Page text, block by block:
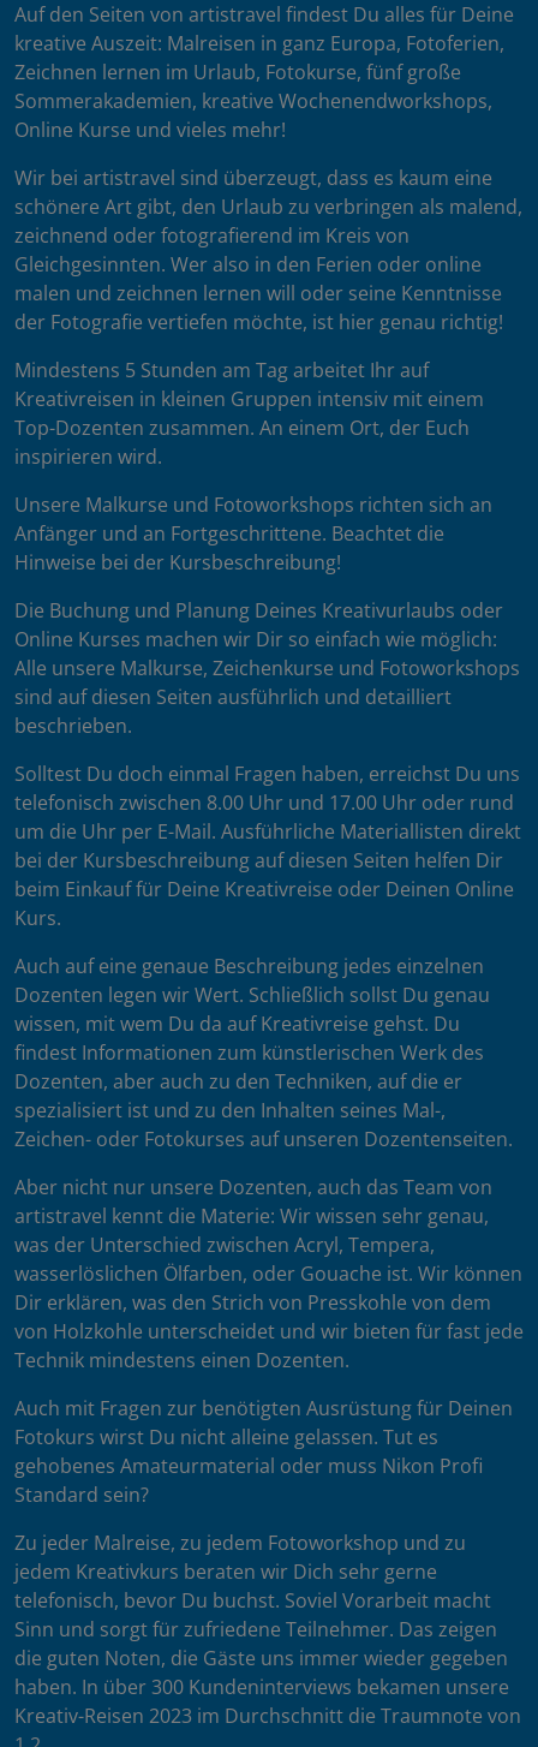
Auf den Seiten von artistravel findest Du alles für Deine
kreative Auszeit: Malreisen in ganz Europa, Fotoferien,
Zeichnen lernen im Urlaub, Fotokurse, fünf große
Sommerakademien, kreative Wochenendworkshops,
Online Kurse und vieles mehr!
Wir bei artistravel sind überzeugt, dass es kaum eine
schönere Art gibt, den Urlaub zu verbringen als malend,
zeichnend oder fotografierend im Kreis von
Gleichgesinnten. Wer also in den Ferien oder online
malen und zeichnen lernen will oder seine Kenntnisse
der Fotografie vertiefen möchte, ist hier genau richtig!
Mindestens 5 Stunden am Tag arbeitet Ihr auf
Kreativreisen in kleinen Gruppen intensiv mit einem
Top-Dozenten zusammen. An einem Ort, der Euch
inspirieren wird.
Unsere Malkurse und Fotoworkshops richten sich an
Anfänger und an Fortgeschrittene. Beachtet die
Hinweise bei der Kursbeschreibung!
Die Buchung und Planung Deines Kreativurlaubs oder
Online Kurses machen wir Dir so einfach wie möglich:
Alle unsere Malkurse, Zeichenkurse und Fotoworkshops
sind auf diesen Seiten ausführlich und detailliert
beschrieben.
Solltest Du doch einmal Fragen haben, erreichst Du uns
telefonisch zwischen 8.00 Uhr und 17.00 Uhr oder rund
um die Uhr per E-Mail. Ausführliche Materiallisten direkt
bei der Kursbeschreibung auf diesen Seiten helfen Dir
beim Einkauf für Deine Kreativreise oder Deinen Online
Kurs.
Auch auf eine genaue Beschreibung jedes einzelnen
Dozenten legen wir Wert. Schließlich sollst Du genau
wissen, mit wem Du da auf Kreativreise gehst. Du
findest Informationen zum künstlerischen Werk des
Dozenten, aber auch zu den Techniken, auf die er
spezialisiert ist und zu den Inhalten seines Mal-,
Zeichen- oder Fotokurses auf unseren Dozentenseiten.
Aber nicht nur unsere Dozenten, auch das Team von
artistravel kennt die Materie: Wir wissen sehr genau,
was der Unterschied zwischen Acryl, Tempera,
wasserlöslichen Ölfarben, oder Gouache ist. Wir können
Dir erklären, was den Strich von Presskohle von dem
von Holzkohle unterscheidet und wir bieten für fast jede
Technik mindestens einen Dozenten.
Auch mit Fragen zur benötigten Ausrüstung für Deinen
Fotokurs wirst Du nicht alleine gelassen. Tut es
gehobenes Amateurmaterial oder muss Nikon Profi
Standard sein?
Zu jeder Malreise, zu jedem Fotoworkshop und zu
jedem Kreativkurs beraten wir Dich sehr gerne
telefonisch, bevor Du buchst. Soviel Vorarbeit macht
Sinn und sorgt für zufriedene Teilnehmer. Das zeigen
die guten Noten, die Gäste uns immer wieder gegeben
haben. In über 300 Kundeninterviews bekamen unsere
Kreativ-Reisen 2023 im Durchschnitt die Traumnote von